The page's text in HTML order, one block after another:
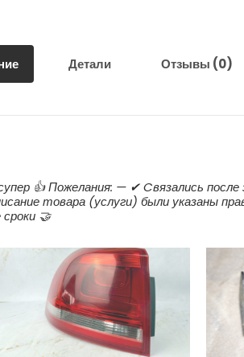
Детали Отзывы (0)
👍 Пожелания: — ✔ Cвязались
товара (услуги) были указаны
🤝